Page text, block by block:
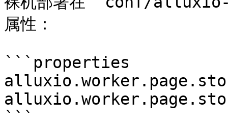
属性：
```properties
```